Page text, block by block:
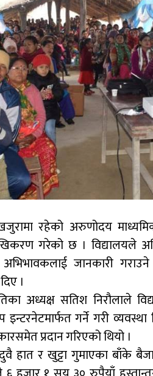
रहेको अरुणोदय माध्यमिक
गरेको छ । विद्यालयले
जानकारी
।
अध्यक्ष सतिश निरौलाले
इन्टरनेटमार्फत गर्ने गरी व्यवस्था
प्रदान गरिएको थियो ।
र खुट्टा गुमाएका बाँके